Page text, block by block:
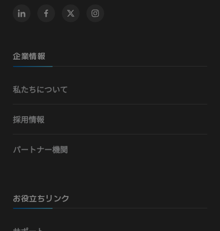
企業情報
私たちについて
採用情報
パートナー機関
お役立ちリンク